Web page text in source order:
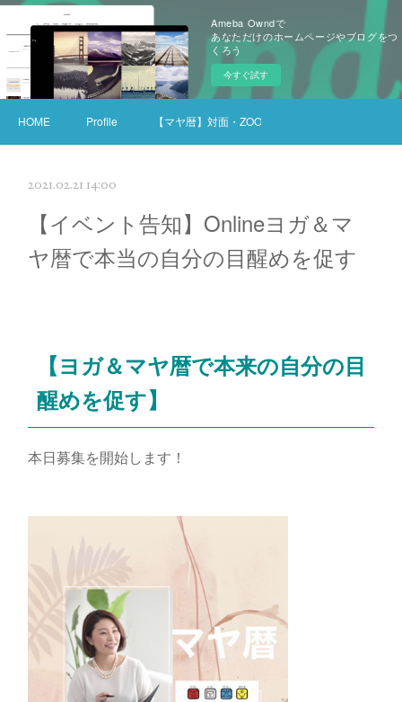
Ameba Owndで
あなただけのホームページやブログをつ
くろう
今すぐ試す
HOME Profile 【マヤ暦】対面・ZOOMセッション
2021.02.21 14:00
【イベント告知】Onlineヨガ＆マ
ヤ暦で本当の自分の目醒めを促す
【ヨガ＆マヤ暦で本来の自分の目
醒めを促す】
本日募集を開始します！